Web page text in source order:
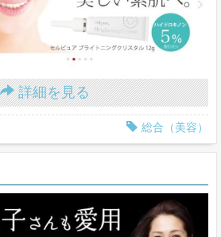
詳細を見る
総合（美容）